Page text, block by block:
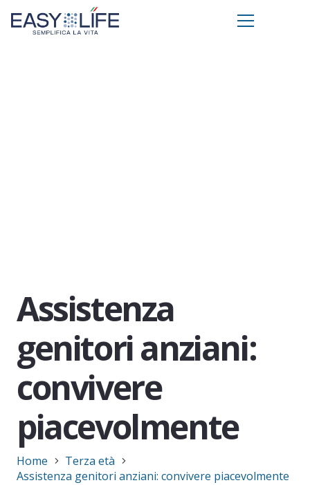
Assistenza
genitori anziani:
convivere
piacevolmente
Home
Terza età
Assistenza genitori anziani: convivere piacevolmente